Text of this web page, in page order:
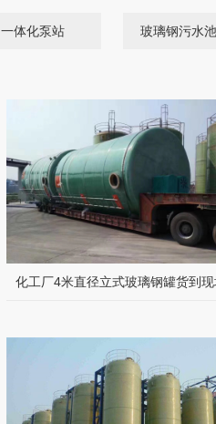
一体化泵站 玻璃钢污水
化工厂4米直径立式玻璃钢罐货到现